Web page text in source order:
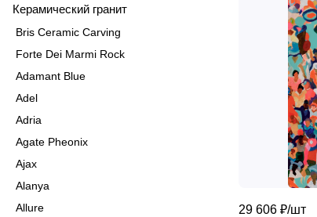
29 606 ₽/шт
Керамический гранит
Bris Ceramic Carving
Forte Dei Marmi Rock
Adamant Blue
Adel
Adria
Agate Pheonix
Ajax
Alanya
Allure